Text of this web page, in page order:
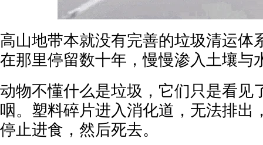
高山地带本就没有完善的垃圾清运体
在那里停留数十年，慢慢渗入土壤与
动物不懂什么是垃圾，它们只是看见
咽。塑料碎片进入消化道，无法排出
停止进食，然后死去。